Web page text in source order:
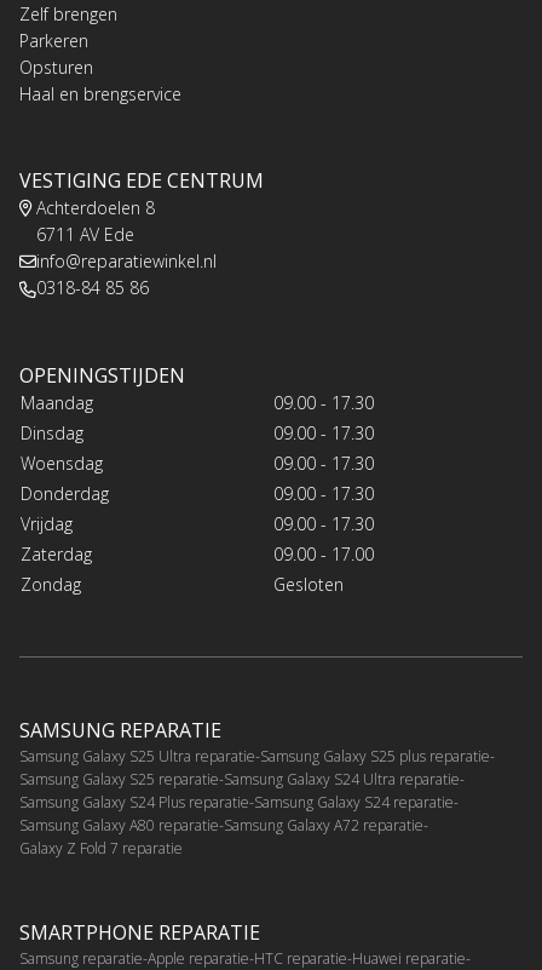
Zelf brengen
Parkeren
Opsturen
Haal en brengservice
VESTIGING EDE CENTRUM
Achterdoelen 8
6711 AV Ede
info@reparatiewinkel.nl
0318-84 85 86
OPENINGSTIJDEN
Maandag
09.00 - 17.30
Dinsdag
09.00 - 17.30
Woensdag
09.00 - 17.30
Donderdag
09.00 - 17.30
Vrijdag
09.00 - 17.30
Zaterdag
09.00 - 17.00
Zondag
Gesloten
SAMSUNG REPARATIE
Samsung Galaxy S25 Ultra reparatie Samsung Galaxy S25 plus reparatie
Samsung Galaxy S25 reparatie Samsung Galaxy S24 Ultra reparatie
Samsung Galaxy S24 Plus reparatie Samsung Galaxy S24 reparatie
Samsung Galaxy A80 reparatie Samsung Galaxy A72 reparatie
Galaxy Z Fold 7 reparatie
SMARTPHONE REPARATIE
Samsung reparatie Apple reparatie HTC reparatie Huawei reparatie